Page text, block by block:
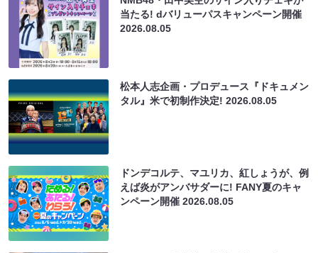
当たる! dバリューパスキャンペーン開催
2026.08.05
松本人志企画・プロデュース『ドキュメン
タル』米で初制作決定!2026.08.05
ドンデコルテ、マユリカ、紅しょうが、例
えば炎がアンバサダーに! FANY夏のキャ
ンペーン開催2026.08.05